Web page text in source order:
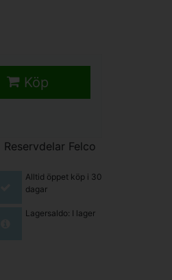
Köp
Reservdelar Felco
Alltid öppet köp i 30
dagar
Lagersaldo: I lager